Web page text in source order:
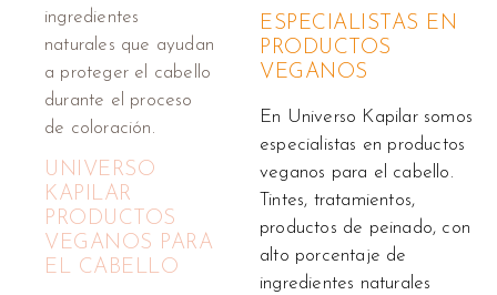
ingredientes
naturales que ayudan
a proteger el cabello
durante el proceso
de coloración.
UNIVERSO
KAPILAR
PRODUCTOS
VEGANOS PARA
EL CABELLO
ESPECIALISTAS EN
PRODUCTOS
VEGANOS
En Universo Kapilar somos
especialistas en productos
veganos para el cabello.
Tintes, tratamientos,
productos de peinado, con
alto porcentaje de
ingredientes naturales